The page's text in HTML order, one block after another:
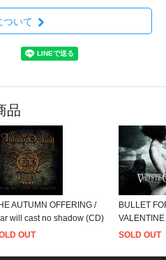
ついて
品
AUTUMN OFFERING /
will cast no shadow (CD)
OUT
BULLET
SOLD OUT